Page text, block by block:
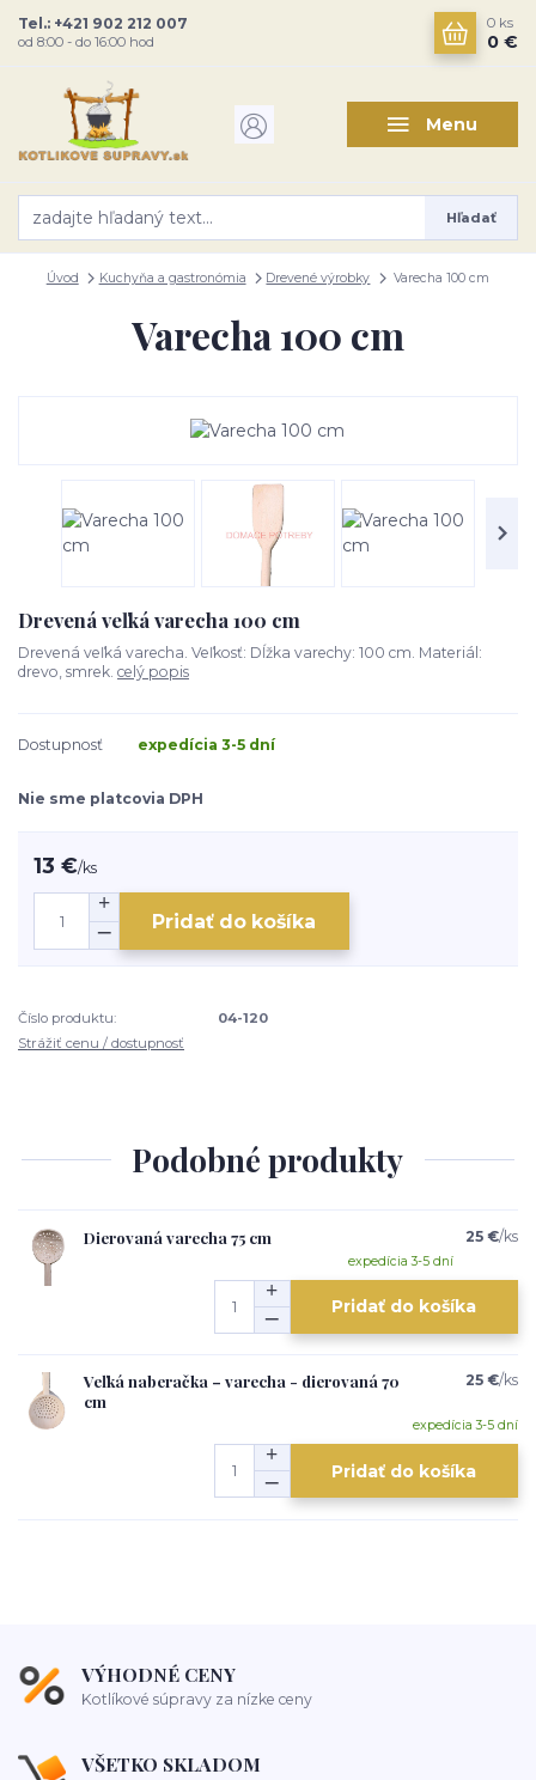
Menu
Hľadať
Tel.: +421 902 212 007
od 8:00 - do 16:00 hod
0 ks
0 €
Úvod Kuchyňa a gastronómia Drevené výrobky Varecha 100 cm
Varecha 100 cm
Drevená veľká varecha 100 cm
Drevená veľká varecha. Veľkosť: Dĺžka varechy: 100 cm. Materiál:
drevo, smrek. celý popis
Dostupnosť expedícia 3-5 dní
Nie sme platcovia DPH
13 €/ks
Pridať do košíka
Číslo produktu:
04-120
Strážiť cenu / dostupnosť
Podobné produkty
Dierovaná varecha 75 cm 25 €/ks
expedícia 3-5 dní
Pridať do košíka
Veľká naberačka – varecha - dierovaná 70
cm
25 €/ks
expedícia 3-5 dní
Pridať do košíka
VÝHODNÉ CENY
Kotlíkové súpravy za nízke ceny
VŠETKO SKLADOM